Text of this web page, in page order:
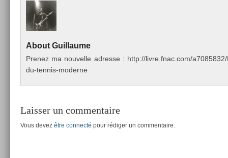
About Guil­laume
Pre­nez ma nouvel­le ad­resse : http://livre.fnac.com/
du-tennis-moderne
Laisser un commentaire
Vous devez être connecté pour rédiger un commentaire.